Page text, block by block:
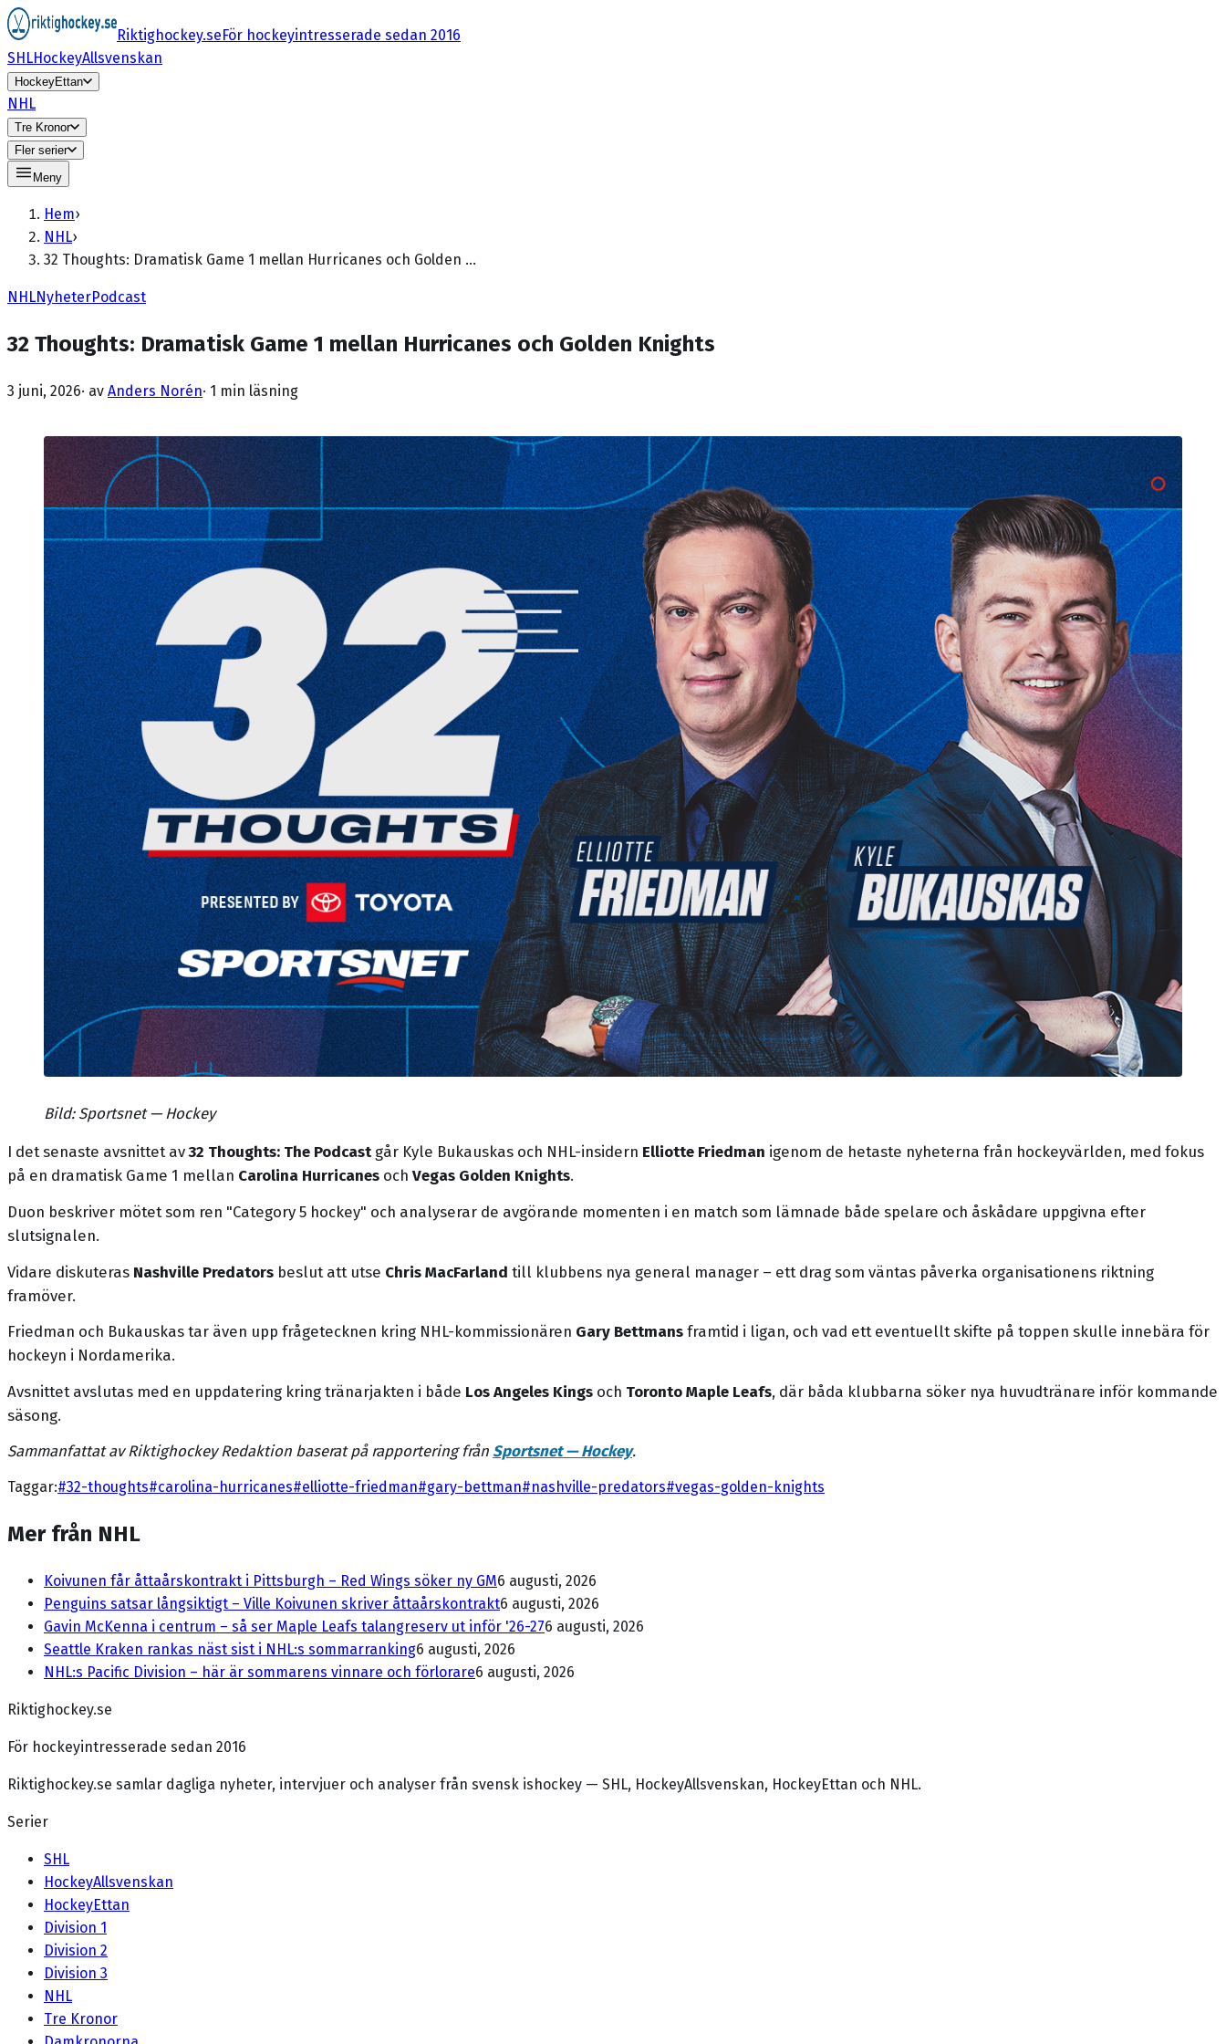
Riktighockey.seFör hockeyintresserade sedan 2016
SHLHockeyAllsvenskan
HockeyEttan
NHL
Tre Kronor
Fler serier
Meny
Hem›
NHL›
32 Thoughts: Dramatisk Game 1 mellan Hurricanes och Golden …
NHLNyheterPodcast
32 Thoughts: Dramatisk Game 1 mellan Hurricanes och Golden Knights
3 juni, 2026· av Anders Norén· 1 min läsning
Bild: Sportsnet — Hockey
I det senaste avsnittet av32 Thoughts: The Podcastgår Kyle Bukauskas och NHL-insidern Elliotte Friedman igenom de hetaste nyheterna från hockeyvärlden, med fokus
på en dramatisk Game 1 mellan Carolina Hurricanes och Vegas Golden Knights.
Duon beskriver mötet som ren "Category 5 hockey" och analyserar de avgörande momenten i en match som lämnade både spelare och åskådare uppgivna efter
slutsignalen.
Vidare diskuteras Nashville Predators beslut att utse Chris MacFarland till klubbens nya general manager – ett drag som väntas påverka organisationens riktning
framöver.
Friedman och Bukauskas tar även upp frågetecknen kring NHL-kommissionären Gary Bettmans framtid i ligan, och vad ett eventuellt skifte på toppen skulle innebära för
hockeyn i Nordamerika.
Avsnittet avslutas med en uppdatering kring tränarjakten i både Los Angeles Kings och Toronto Maple Leafs, där båda klubbarna söker nya huvudtränare inför kommande
säsong.
Sammanfattat av Riktighockey Redaktion baserat på rapportering från Sportsnet — Hockey.
Taggar:#32-thoughts#carolina-hurricanes#elliotte-friedman#gary-bettman#nashville-predators#vegas-golden-knights
Mer från NHL
Koivunen får åttaårskontrakt i Pittsburgh – Red Wings söker ny GM6 augusti, 2026
Penguins satsar långsiktigt – Ville Koivunen skriver åttaårskontrakt6 augusti, 2026
Gavin McKenna i centrum – så ser Maple Leafs talangreserv ut inför '26-276 augusti, 2026
Seattle Kraken rankas näst sist i NHL:s sommarranking6 augusti, 2026
NHL:s Pacific Division – här är sommarens vinnare och förlorare6 augusti, 2026
Riktighockey.se
För hockeyintresserade sedan 2016
Riktighockey.se samlar dagliga nyheter, intervjuer och analyser från svensk ishockey — SHL, HockeyAllsvenskan, HockeyEttan och NHL.
Serier
SHL
HockeyAllsvenskan
HockeyEttan
Division 1
Division 2
Division 3
NHL
Tre Kronor